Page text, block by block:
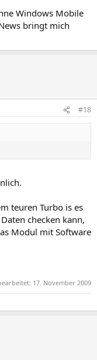
Windows Mobile
bringt mich
#18
teuren Turbo is es
checken kann,
Modul mit Software
17. November 2009